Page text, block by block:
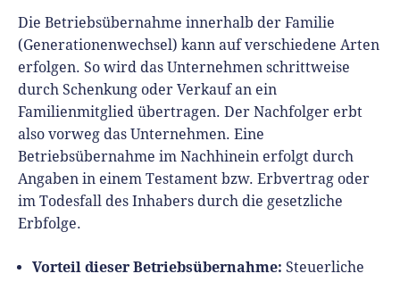
Die Betriebsübernahme innerhalb der Familie
(Generationenwechsel) kann auf verschiedene Arten
erfolgen. So wird das Unternehmen schrittweise
durch Schenkung oder Verkauf an ein
Familienmitglied übertragen. Der Nachfolger erbt
also vorweg das Unternehmen. Eine
Betriebsübernahme im Nachhinein erfolgt durch
Angaben in einem Testament bzw. Erbvertrag oder
im Todesfall des Inhabers durch die gesetzliche
Erbfolge.
Vorteil dieser Betriebsübernahme: Steuerliche